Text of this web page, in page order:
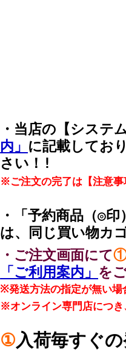
・当店の【システ
内」 に記載してお
さい！!
※ご注文の完了は【注意
・「予約商品（◎
は、同じ買い物カ
・ご注文画面にて
「ご利用案内」 を
※発送方法の指定が無い場
※オンライン専門店につ
①入荷毎す